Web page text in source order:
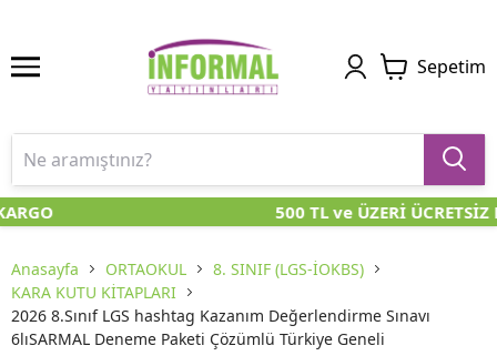
Sepetim
500 TL ve ÜZERİ ÜCRETSİZ
Anasayfa ORTAOKUL
8. SINIF (LGS-İOKBS)
KARA KUTU KİTAPLARI
2026 8.Sınıf LGS hashtag Kazanım Değerlendirme Sınavı
6lıSARMAL Deneme Paketi Çözümlü Türkiye Geneli